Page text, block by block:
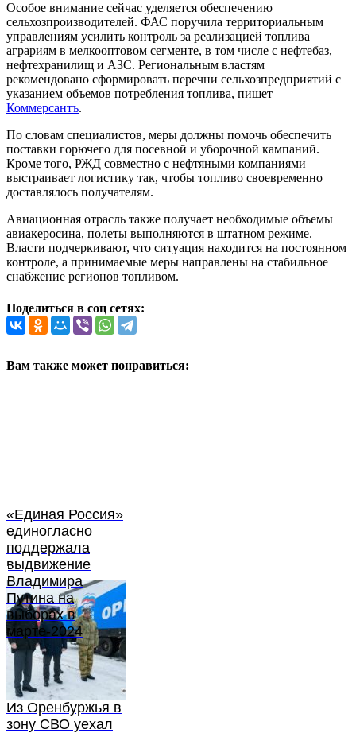
Особое внимание сейчас уделяется обеспечению
сельхозпроизводителей. ФАС поручила территориальным
управлениям усилить контроль за реализацией топлива
аграриям в мелкооптовом сегменте, в том числе с нефтебаз,
нефтехранилищ и АЗС. Региональным властям
рекомендовано сформировать перечни сельхозпредприятий с
указанием объемов потребления топлива, пишет
Коммерсантъ.
По словам специалистов, меры должны помочь обеспечить
поставки горючего для посевной и уборочной кампаний.
Кроме того, РЖД совместно с нефтяными компаниями
выстраивает логистику так, чтобы топливо своевременно
доставлялось получателям.
Авиационная отрасль также получает необходимые объемы
авиакеросина, полеты выполняются в штатном режиме.
Власти подчеркивают, что ситуация находится на постоянном
контроле, а принимаемые меры направлены на стабильное
снабжение регионов топливом.
Поделиться в соц сетях:
Вам также может понравиться:
«Единая Россия»
единогласно
поддержала
выдвижение
Владимира
Путина на
выборах в
марте-2024
Из Оренбуржья в
зону СВО уехал